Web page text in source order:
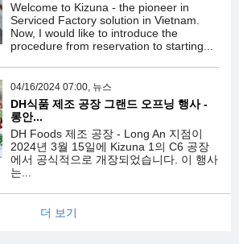
Welcome to Kizuna - the pioneer in
Serviced Factory solution in Vietnam.
Now, I would like to introduce the
procedure from reservation to starting...
04/16/2024 07:00, 뉴스
DH식품 제조 공장 그랜드 오프닝 행사 -
롱안...
DH Foods 제조 공장 - Long An 지점이
2024년 3월 15일에 Kizuna 1의 C6 공장
에서 공식적으로 개장되었습니다. 이 행사
는...
더 보기